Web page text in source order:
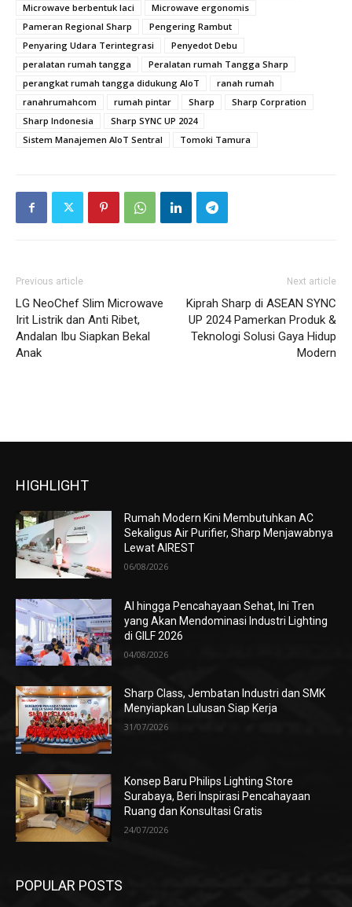
Microwave berbentuk laci
Microwave ergonomis
Pameran Regional Sharp
Pengering Rambut
Penyaring Udara Terintegrasi
Penyedot Debu
peralatan rumah tangga
Peralatan rumah Tangga Sharp
perangkat rumah tangga didukung AIoT
ranah rumah
ranahrumahcom
rumah pintar Sharp
Sharp Corpration
Sharp Indonesia
Sharp SYNC UP 2024
Sistem Manajemen AIoT Sentral
Tomoki Tamura
Previous article
LG NeoChef Slim Microwave
Irit Listrik dan Anti Ribet,
Andalan Ibu Siapkan Bekal
Anak
Next article
Kiprah Sharp di ASEAN SYNC
UP 2024 Pamerkan Produk &
Teknologi Solusi Gaya Hidup
Modern
HIGHLIGHT
Rumah Modern Kini Membutuhkan AC
Sekaligus Air Purifier, Sharp Menjawabnya
Lewat AIREST
06/08/2026
AI hingga Pencahayaan Sehat, Ini Tren
yang Akan Mendominasi Industri Lighting
di GILF 2026
04/08/2026
Sharp Class, Jembatan Industri dan SMK
Menyiapkan Lulusan Siap Kerja
31/07/2026
Konsep Baru Philips Lighting Store
Surabaya, Beri Inspirasi Pencahayaan
Ruang dan Konsultasi Gratis
24/07/2026
POPULAR POSTS